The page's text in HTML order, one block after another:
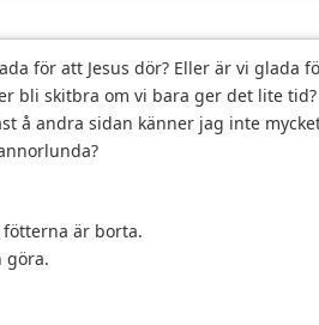
för att Jesus dör? Eller är vi glada
bli skitbra om vi bara ger det lite tid?
å andra sidan känner jag inte
är borta.
göra.